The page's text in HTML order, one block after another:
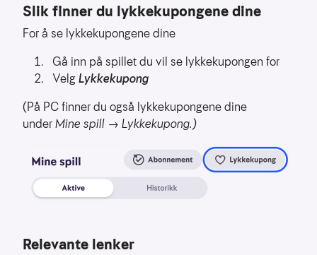
Slik finner du lykkekupongene dine
For å se lykkekupongene dine
Gå inn på spillet du vil se lykkekupongen for
VelgLykkekupong
(På PC finner du også lykkekupongene dine
underMine spill → Lykkekupong.)
Relevante lenker